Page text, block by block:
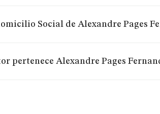
Social de Alexandre Pages
pertenece Alexandre Pages